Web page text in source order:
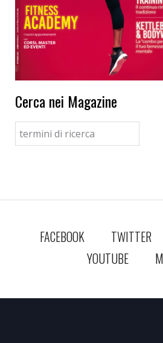
Cerca nei Magazine
FACEBOOK TWITTER
YOUTUBE